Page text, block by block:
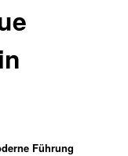
Führung